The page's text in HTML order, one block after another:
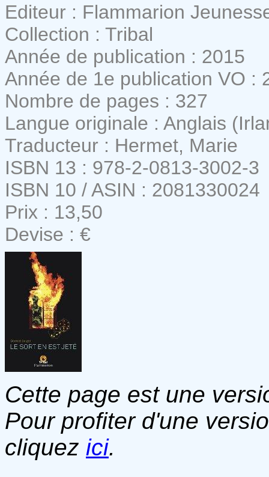
Editeur : Flammarion
Collection : Tribal
Année de publication : 2015
Année de 1e publication VO :
Nombre de pages : 327
Langue originale : Anglais
Traducteur : Hermet, Marie
ISBN 13 : 978-2-0813-3002-3
ISBN 10 / ASIN : 2081330024
Prix : 13,50
Devise : €
Cette page est une
Pour profiter d'une
cliquez ici.